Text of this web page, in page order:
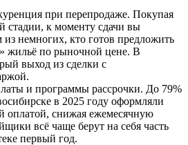
при перепродаже. Покупая
стадии, к моменту сдачи вы
из немногих, кто готов предложить
жильё по рыночной цене. В
выход из сделки с
и программы рассрочки. До 79%
в 2025 году оформляли
оплатой, снижая ежемесячную
всё чаще берут на себя часть
первый год.